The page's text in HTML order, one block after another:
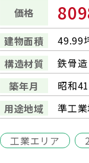
価格
建物面積
49.99
構造材質
鉄骨造
築年月
昭和
用途地域
準工
工業エリア